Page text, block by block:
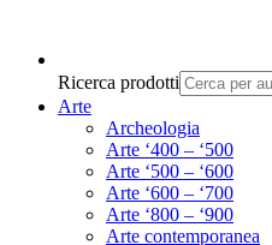
Ricerca prodotti
Arte
Archeologia
Arte ‘400 – ‘500
Arte ‘500 – ‘600
Arte ‘600 – ‘700
Arte ‘800 – ‘900
Arte contemporanea